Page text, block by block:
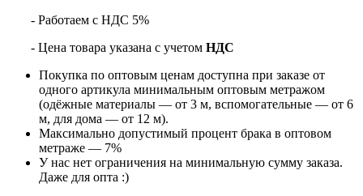
- Работаем с НДС 5%
- Цена товара указана с учетом НДС
Покупка по оптовым ценам доступна при заказе от
одного артикула минимальным оптовым метражом
(одёжные материалы — от 3 м, вспомогательные — от 6
м, для дома — от 12 м).
Максимально допустимый процент брака в оптовом
метраже — 7%
У нас нет ограничения на минимальную сумму заказа.
Даже для опта :)